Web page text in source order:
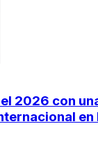
2026 con
en